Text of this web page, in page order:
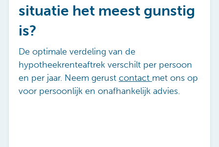
situatie het meest gunstig
is?
De optimale verdeling van de
hypotheekrenteaftrek verschilt per persoon
en per jaar. Neem gerust contact met ons op
voor persoonlijk en onafhankelijk advies.